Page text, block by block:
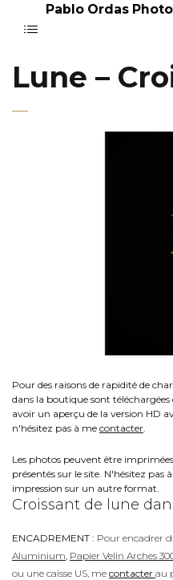
Pablo Ordas
Lune –
Pour des raisons de rapidité de
dans la boutique sont
avoir un aperçu de la version HD
n'hésitez pas à me contacter
Les photos peuvent être
présentés sur le site. N'hésitez pas
impression sur un autre format.
Croissant de lune
ENCADREMENT : Pour encadrer
Aluminium Papier Velin Arches
ou une caisse US, me contacter au